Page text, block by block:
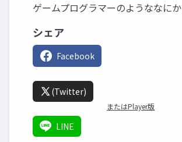
ゲームプログラマーのようななにか
シェア
Facebook
(Twitter)
またはPlayer版
LINE